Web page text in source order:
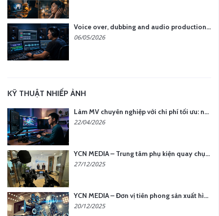
Voice over, dubbing and audio production services in Vietnam for global content
06/05/2026
KỸ THUẬT NHIẾP ẢNH
Làm MV chuyên nghiệp với chi phí tối ưu: nên chọn quay thực tế hay video AI?
22/04/2026
YCN MEDIA – Trung tâm phụ kiện quay chụp tại Hà Nội
27/12/2025
YCN MEDIA – Đơn vị tiên phong sản xuất hình ảnh & âm thanh bằng AI tại Hà Nội
20/12/2025